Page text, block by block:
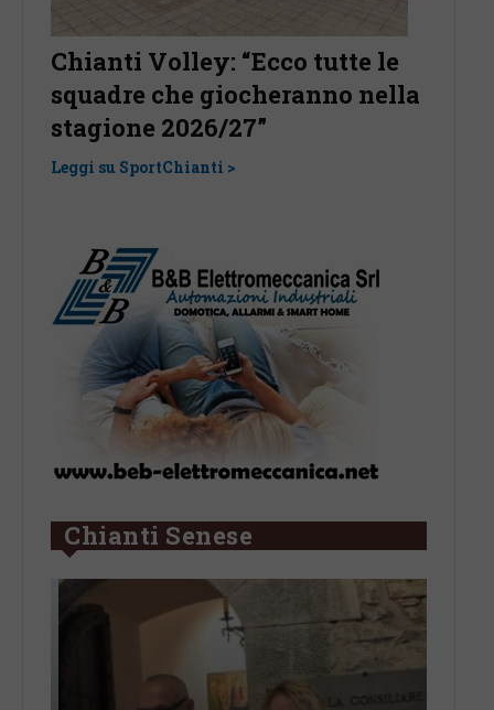
Chianti Volley: “Ecco tutte le
squadre che giocheranno nella
stagione 2026/27”
Leggi su SportChianti >
Chianti Senese